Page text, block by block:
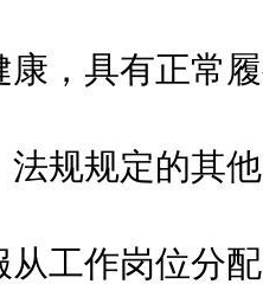
具有正常履
规规定的其他
工作岗位分